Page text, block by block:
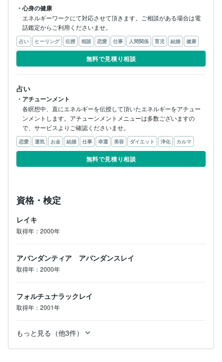
・心身の健康
エネルギーワークにて対応させて頂きます。ご相談がある場合は電
話鑑定からご利用くださいませ。
占い ヒーリング 伝授 相談 恋愛 仕事 人間関係 育児 結婚 健康
無料で見積り相談
占い
・アチューンメント
各瞑想中、直にエネルギーを伝授して頂いたエネルギーをアチュー
ンメントします。アチューンメントメニューは多数ございますの
で、サービスよりご確認くださいませ。
恋愛 運気 お金 結婚 仕事 幸運 美容 ダイエット 浄化 カルマ
無料で見積り相談
資格・検定
レイキ
取得年：2000年
アバンダンティア アバンダンスレイ
取得年：2000年
フォルチュナラックレイ
取得年：2001年
もっと見る（他3件）